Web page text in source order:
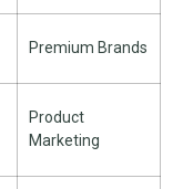
Premium Brands
Product
Marketing